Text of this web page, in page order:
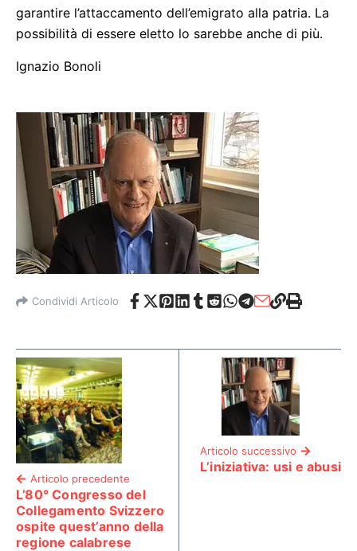
garantire l’attaccamento dell’emigrato alla patria. La
possibilità di essere eletto lo sarebbe anche di più.
Ignazio Bonoli
Condividi Articolo
Articolo precedente
L’80° Congresso del
Collegamento Svizzero
ospite quest’anno della
regione calabrese
Articolo successivo
L’iniziativa: usi e abusi